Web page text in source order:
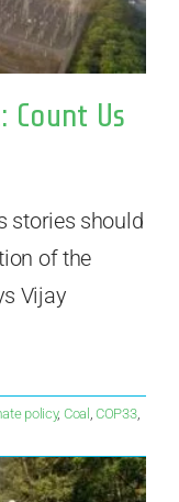
Count Us
stories should
of the
Vijay
policy, Coal ,COP33,